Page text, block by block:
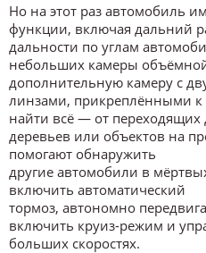
Но на этот раз автомобиль
функции, включая дальний
дальности по углам
небольших камеры
дополнительную камеру с
линзами, прикреплёнными к
найти всё — от
деревьев или объектов на
помогают обнаружить
другие автомобили в
включить автоматический
тормоз, автономно
включить круиз-режим и
больших скоростях.